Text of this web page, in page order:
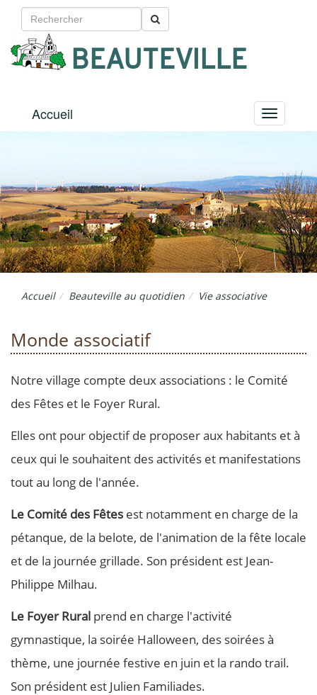
BEAUTEVILLE
Menu
Accueil
Accueil Beauteville au quotidien Vie associative
Monde associatif
Notre village compte deux associations : le Comité
des Fêtes et le Foyer Rural.
Elles ont pour objectif de proposer aux habitants et à
ceux qui le souhaitent des activités et manifestations
tout au long de l'année.
Le Comité des Fêtes est notamment en charge de la
pétanque, de la belote, de l'animation de la fête locale
et de la journée grillade. Son président est Jean-
Philippe Milhau.
Le Foyer Rural prend en charge l'activité
gymnastique, la soirée Halloween, des soirées à
thème, une journée festive en juin et la rando trail.
Son président est Julien Familiades.